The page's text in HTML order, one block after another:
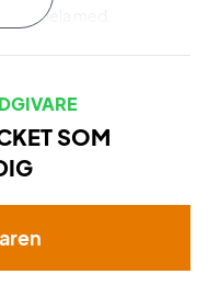
att spela med.
alltid att köpa
SOM